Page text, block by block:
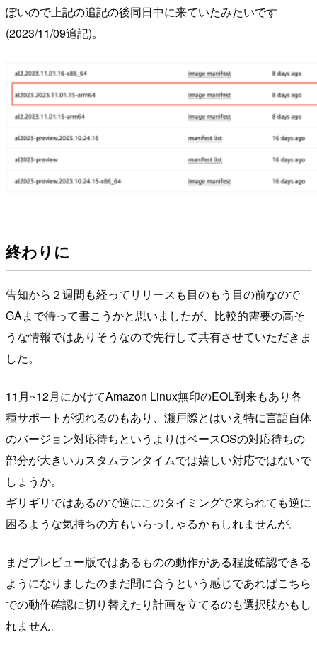
ぽいので上記の追記の後同日中に来ていたみたいです
(2023/11/09追記)。
終わりに
告知から２週間も経ってリリースも目のもう目の前なので
GAまで待って書こうかと思いましたが、比較的需要の高そ
うな情報ではありそうなので先行して共有させていただきま
した。
11月~12月にかけてAmazon Linux無印のEOL到来もあり各
種サポートが切れるのもあり、瀬戸際とはいえ特に言語自体
のバージョン対応待ちというよりはベースOSの対応待ちの
部分が大きいカスタムランタイムでは嬉しい対応ではないで
しょうか。
ギリギリではあるので逆にこのタイミングで来られても逆に
困るような気持ちの方もいらっしゃるかもしれませんが。
まだプレビュー版ではあるものの動作がある程度確認できる
ようになりましたのまだ間に合うという感じであればこちら
での動作確認に切り替えたり計画を立てるのも選択肢かもし
れません。